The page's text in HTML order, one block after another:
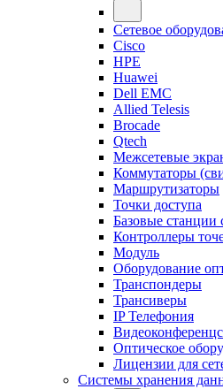
Сетевое
Cisco
HPE
Huawei
Dell EMC
Allied Telesis
Brocade
Qtech
Межсетевые
Коммутаторы
Маршрутизаторы
Точки доступа
Базовые станции
Контроллеры
Модуль
Оборудование
Транспондеры
Трансиверы
IP Телефония
Оптическое
Лицензии для
Системы хранения